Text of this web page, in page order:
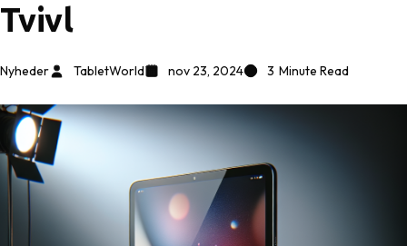
Tvivl
Nyheder TabletWorld nov 23, 2024 3 Minute Read